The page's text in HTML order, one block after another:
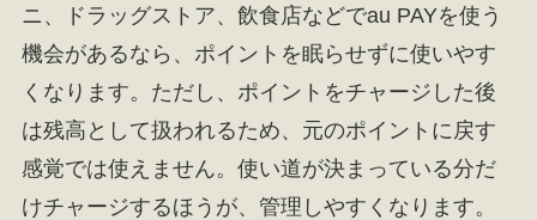
ニ、ドラッグストア、飲食店などでau PAYを使う
機会があるなら、ポイントを眠らせずに使いやす
くなります。ただし、ポイントをチャージした後
は残高として扱われるため、元のポイントに戻す
感覚では使えません。使い道が決まっている分だ
けチャージするほうが、管理しやすくなります。